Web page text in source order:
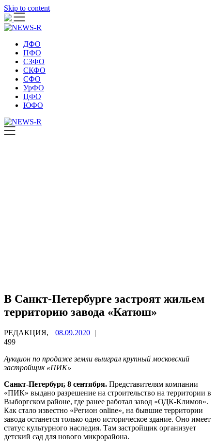
Skip to content
ДФО
ПФО
СЗФО
СКФО
СФО
УрФО
ЦФО
ЮФО
В Санкт-Петербурге застроят жильем
территорию завода «Катюш»
РЕДАКЦИЯ, 08.09.2020 |
499
Аукцион по продаже земли выиграл крупный московский
застройщик «ПИК»
Санкт-Петербург, 8 сентября. Представителям компании
«ПИК» выдано разрешение на строительство на территории в
Выборгском районе, где ранее работал завод «ОДК-Климов».
Как стало известно «Регион online», на бывшие территории
завода останется только одно историческое здание. Оно имеет
статус культурного наследия. Там застройщик организует
детский сад для нового микрорайона.